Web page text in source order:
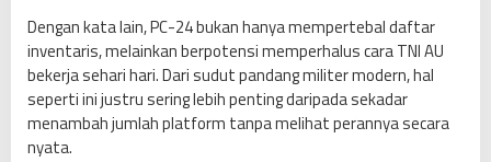
Dengan kata lain, PC-24 bukan hanya mempertebal daftar
inventaris, melainkan berpotensi memperhalus cara TNI AU
bekerja sehari hari. Dari sudut pandang militer modern, hal
seperti ini justru sering lebih penting daripada sekadar
menambah jumlah platform tanpa melihat perannya secara
nyata.